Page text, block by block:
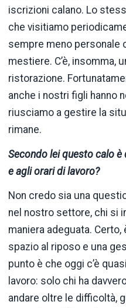
iscrizioni calano. Lo
che visitiamo
sempre meno personale
mestiere. C’è, insomma,
ristorazione.
anche i nostri figli hanno
riusciamo a gestire la
rimane.
Secondo lei questo calo
e agli orari di lavoro?
Non credo sia una
nel nostro settore, chi si
maniera adeguata.
spazio al riposo e una
punto è che oggi c’è
lavoro: solo chi ha
andare oltre le difficoltà,